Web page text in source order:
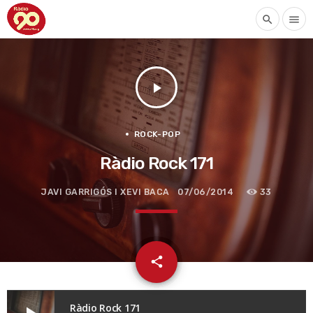
search menu
play_arrow
ROCK-POP
Ràdio Rock 171
JAVI GARRIGÓS I XEVI BACA 07/06/2014 33
share
email
Ràdio Rock 171